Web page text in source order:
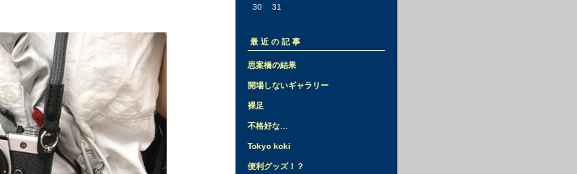
30
31
最近の記事
思案橋の結果
開場しないギャラリー
裸足
不格好な…
Tokyo koki
便利グッズ！？